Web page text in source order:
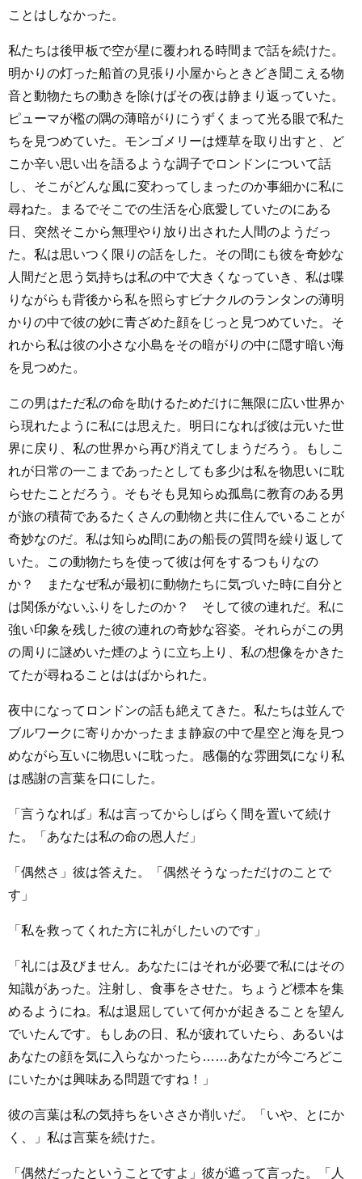
ことはしなかった。
私たちは後甲板で空が星に覆われる時間まで話を続けた。
明かりの灯った船首の見張り小屋からときどき聞こえる物
音と動物たちの動きを除けばその夜は静まり返っていた。
ピューマが檻の隅の薄暗がりにうずくまって光る眼で私た
ちを見つめていた。モンゴメリーは煙草を取り出すと、ど
こか辛い思い出を語るような調子でロンドンについて話
し、そこがどんな風に変わってしまったのか事細かに私に
尋ねた。まるでそこでの生活を心底愛していたのにある
日、突然そこから無理やり放り出された人間のようだっ
た。私は思いつく限りの話をした。その間にも彼を奇妙な
人間だと思う気持ちは私の中で大きくなっていき、私は喋
りながらも背後から私を照らすビナクルのランタンの薄明
かりの中で彼の妙に青ざめた顔をじっと見つめていた。そ
れから私は彼の小さな小島をその暗がりの中に隠す暗い海
を見つめた。
この男はただ私の命を助けるためだけに無限に広い世界か
ら現れたように私には思えた。明日になれば彼は元いた世
界に戻り、私の世界から再び消えてしまうだろう。もしこ
れが日常の一こまであったとしても多少は私を物思いに耽
らせたことだろう。そもそも見知らぬ孤島に教育のある男
が旅の積荷であるたくさんの動物と共に住んでいることが
奇妙なのだ。私は知らぬ間にあの船長の質問を繰り返して
いた。この動物たちを使って彼は何をするつもりなの
か？ またなぜ私が最初に動物たちに気づいた時に自分と
は関係がないふりをしたのか？ そして彼の連れだ。私に
強い印象を残した彼の連れの奇妙な容姿。それらがこの男
の周りに謎めいた煙のように立ち上り、私の想像をかきた
てたが尋ねることははばかられた。
夜中になってロンドンの話も絶えてきた。私たちは並んで
ブルワークに寄りかかったまま静寂の中で星空と海を見つ
めながら互いに物思いに耽った。感傷的な雰囲気になり私
は感謝の言葉を口にした。
「言うなれば」私は言ってからしばらく間を置いて続け
た。「あなたは私の命の恩人だ」
「偶然さ」彼は答えた。「偶然そうなっただけのことで
す」
「私を救ってくれた方に礼がしたいのです」
「礼には及びません。あなたにはそれが必要で私にはその
知識があった。注射し、食事をさせた。ちょうど標本を集
めるようにね。私は退屈していて何かが起きることを望ん
でいたんです。もしあの日、私が疲れていたら、あるいは
あなたの顔を気に入らなかったら……あなたが今ごろどこ
にいたかは興味ある問題ですね！」
彼の言葉は私の気持ちをいささか削いだ。「いや、とにか
く、」私は言葉を続けた。
「偶然だったということですよ」彼が遮って言った。「人